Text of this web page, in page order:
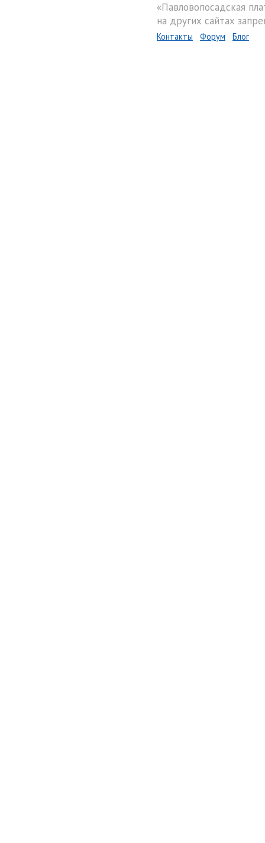
«Павловопосадская
на других сайтах
Контакты Форум Блог